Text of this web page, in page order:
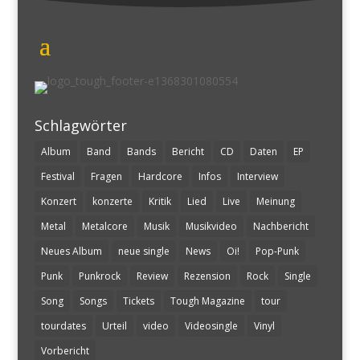
Schlagwörter
Album Band Bands Bericht CD Daten
EP
Festival
Fragen Hardcore Infos
Interview
Konzert
konzerte Kritik Lied Live
Meinung
Metal
Metalcore Musik Musikvideo
Nachbericht
Neues Album
neue single News Oi!
Pop-Punk
Punk
Punkrock Review Rezension Rock
Single
Song
Songs Tickets Tough Magazine
tour
tourdates
Urteil video Videosingle
Vinyl
Vorbericht